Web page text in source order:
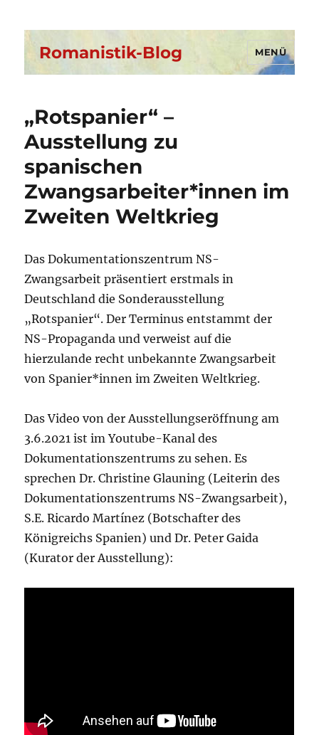
Romanistik-Blog MENÜ
„Rotspanier“ –
Ausstellung zu
spanischen
Zwangsarbeiter*innen im
Zweiten Weltkrieg
Das Dokumentationszentrum NS-
Zwangsarbeit präsentierterstmals in
Deutschland die Sonderausstellung
„Rotspanier“.Der Terminus entstammt der
NS-Propaganda und verweist auf die
hierzulande recht unbekannte Zwangsarbeit
von Spanier*innen imZweiten Weltkrieg.
Das Video von der Ausstellungseröffnung am
3.6.2021 ist im Youtube-Kanal des
Dokumentationszentrums zu sehen. Es
sprechen Dr. Christine Glauning (Leiterin des
Dokumentationszentrums NS-Zwangsarbeit),
S.E. Ricardo Martínez (Botschafter des
Königreichs Spanien) und Dr. Peter Gaida
(Kurator der Ausstellung):